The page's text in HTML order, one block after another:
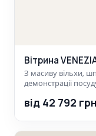
Вітрина
З масиву вільхи,
демонстрації
від 42 792 грн